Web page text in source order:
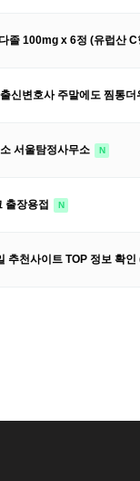
졸 100mg x 6정 (유럽산
신변호사 주말에도 찜통
서울탐정사무소 N
출장용접 N
추천사이트 TOP 정보 확